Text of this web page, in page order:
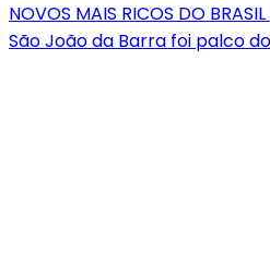
NOVOS MAIS RICOS DO
São João da Barra foi palco